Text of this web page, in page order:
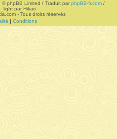
© phpBB Limited / Traduit par phpBB-fr.com/
par Hikari
- Tous droits réservés
| Conditions